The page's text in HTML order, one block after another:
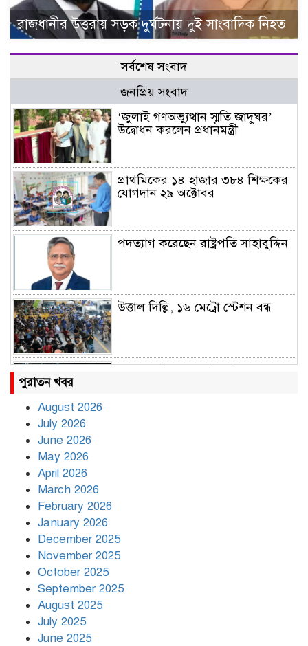
রাজধানীর উত্তরায় সড়ক দুর্ঘটনায় দুই সাংবাদিক নিহত
সর্বশেষ সংবাদ
জনপ্রিয় সংবাদ
‘জুলাই গণঅভ্যুত্থান স্মৃতি জাদুঘর’
উদ্বোধন করলেন প্রধানমন্ত্রী
প্রাথমিকের ১৪ হাজার ৩৮৪ শিক্ষকের
যোগদান ২৯ অক্টোবর
পদত্যাগ করেছেন রাষ্ট্রপতি সাহাবুদ্দিন
উত্তাল দিল্লি, ১৬ মেট্রো স্টেশন বন্ধ
বৃষ্টি থামার নাম নেই, পথে পথে
পুরাতন খবর
August 2026
July 2026
June 2026
May 2026
April 2026
March 2026
February 2026
January 2026
December 2025
November 2025
October 2025
September 2025
August 2025
July 2025
June 2025